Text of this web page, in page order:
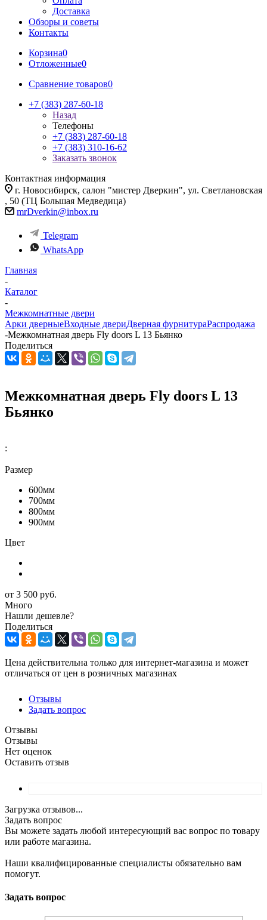
Доставка
Обзоры и советы
Контакты
Корзина0
Отложенные0
Сравнение товаров0
+7 (383) 287-60-18
Назад
Телефоны
+7 (383) 287-60-18
+7 (383) 310-16-62
Заказать звонок
Контактная информация
г. Новосибирск, салон "мистер Дверкин", ул. Светлановская
, 50 (ТЦ Большая Медведица)
mrDverkin@inbox.ru
Telegram
WhatsApp
Главная
-
Каталог
-
Межкомнатные двери
Арки дверныеВходные двериДверная фурнитураРаспродажа
-Межкомнатная дверь Fly doors L 13 Бьянко
Поделиться
Межкомнатная дверь Fly doors L 13
Бьянко
:
Размер
600мм
700мм
800мм
900мм
Цвет
от 3 500 руб.
Много
Нашли дешевле?
Поделиться
Цена действительна только для интернет-магазина и может
отличаться от цен в розничных магазинах
Отзывы
Задать вопрос
Отзывы
Отзывы
Нет оценок
Оставить отзыв
Загрузка отзывов...
Задать вопрос
Вы можете задать любой интересующий вас вопрос по товару
или работе магазина.
Наши квалифицированные специалисты обязательно вам
помогут.
Задать вопрос